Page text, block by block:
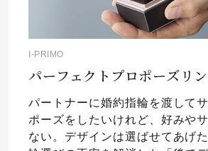
I-PRIMO
パーフェクトプロポーズリ
パートナーに婚約指輪を渡して
ポーズをしたいけれど、好みや
ない。デザインは選ばせてあげ